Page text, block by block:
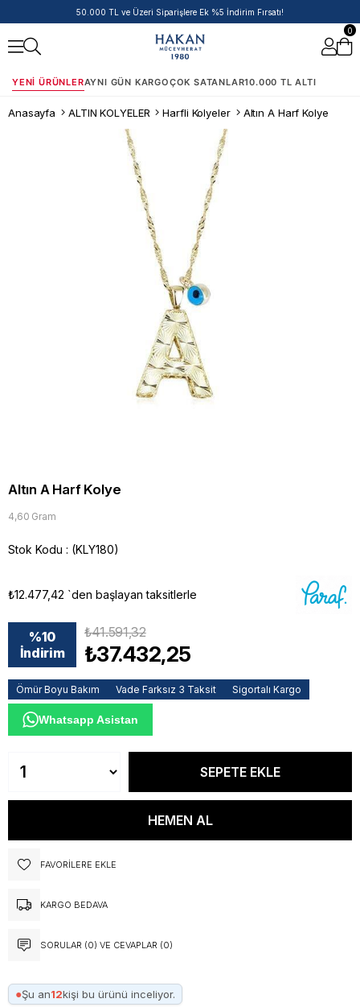
50.000 TL ve Üzeri Siparişlere Ek %5 İndirim Fırsatı!
0
YENI ÜRÜNLERAYNI GÜN KARGOÇOK SATANLAR10.000 TL ALTI
Anasayfa ALTIN KOLYELER Harfli Kolyeler Altın A Harf Kolye
Altın A Harf Kolye
4,60 Gram
Stok Kodu (KLY180)
₺12.477,42 `den başlayan taksitlerle
%10
İndirim
₺41.591,32
₺37.432,25
Ömür Boyu Bakım Vade Farksız 3 Taksit Sigortalı Kargo
Whatsapp Asistan
FAVORILERE EKLE
KARGO BEDAVA
SORULAR (0) VE CEVAPLAR (0)
●Şu an12kişi bu ürünü inceliyor.